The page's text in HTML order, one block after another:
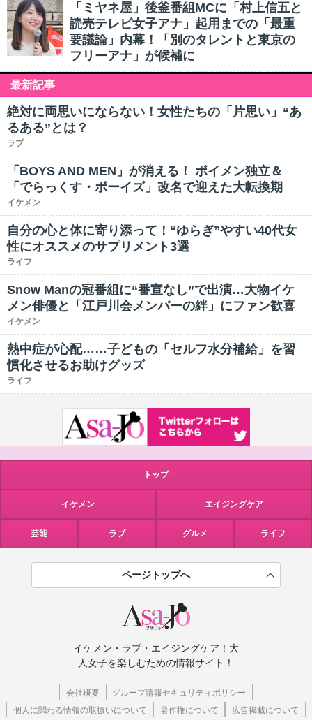
「ミヤネ屋」後釜番組MCに「村上信五と
読売テレビ女子アナ」起用までの「最重
要議論」内幕！「別のタレントと東京の
フリーアナ」が候補に
最新記事
絶対に両思いにならない！女性たちの「片思い」“あ
るある”とは？
ラブ
「BOYS AND MEN」が消える！ ボイメン独立＆
「でらっくす・ボーイズ」改名で迎えた大転換期
イケメン
自分の心と体に寄り添って！“ゆらぎ”やすい40代女
性にオススメのサプリメント3選
ライフ
Snow Manの冠番組に“番宣なし”で出演…大物イケ
メン俳優と「江戸川会メンバーの絆」にファン歓喜
イケメン
熱中症が心配……子どもの「セルフ水分補給」を習
慣化させるお助けグッズ
ライフ
トップ
イケメン エイジングケア
芸能 ラブ グルメ ライフ
ページトップへ
イケメン・ラブ・エイジングケア！大
人女子を楽しむための情報サイト！
会社概要
グループ情報セキュリティポリシー
個人に関わる情報の取扱いについて
著作権について 広告掲載について